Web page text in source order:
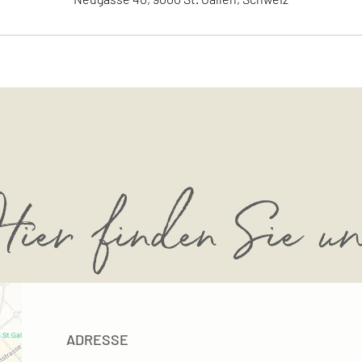
finden Sie
ADRESSE